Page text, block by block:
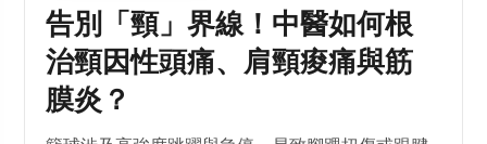
告別「頸」界線！中醫如何根
治頸因性頭痛、肩頸痠痛與筋
膜炎？